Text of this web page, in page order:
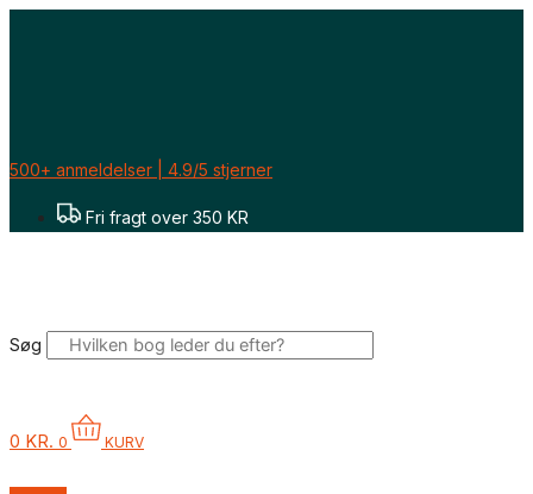
Gå
500+ anmeldelser | 4.9/5 stjerner
Fri fragt over 350 KR
Søg
0 KR. 0 KURV